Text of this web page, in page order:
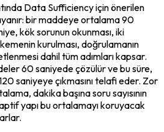
Data Sufficiency için önerilen
bir maddeye ortalama 90
kök sorunun okunması, iki
kurulması, doğrulamanın
dahil tüm adımları kapsar.
60 saniyede çözülür ve bu süre,
saniyeye çıkmasını telafi eder. Zor
dakika başına soru sayısının
yapı bu ortalamayı koruyacak